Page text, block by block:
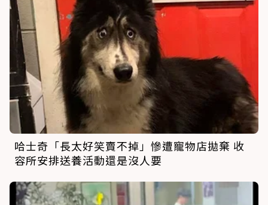
哈士奇「長太好笑賣不掉」慘遭寵物店拋棄 收
容所安排送養活動還是沒人要